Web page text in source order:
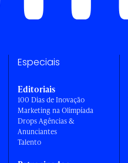
Especiais
Editoriais
100 Dias de Inovação
Marketing na Olimpíada
Drops Agências &
Anunciantes
Talento